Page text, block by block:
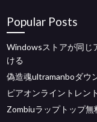
Popular Posts
Windowsストアが同じ
ける
偽造魂ultramanboダウ
ピアオンライントレン
Zombiuラップトップ無